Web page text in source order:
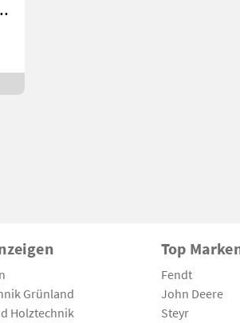
Wolagri Feraboli
Grünland
Holztechnik
Top
Fendt
John Deere
Steyr